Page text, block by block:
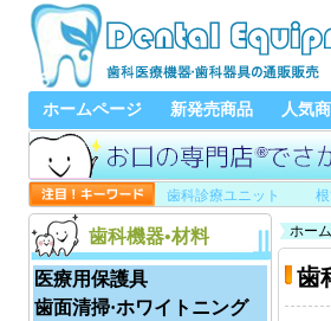
ホームページ 新発売商品 人気
歯科診療ユニット
歯科機器•材料
医療用保護具
歯面清掃·ホワイトニング
ホーム
歯